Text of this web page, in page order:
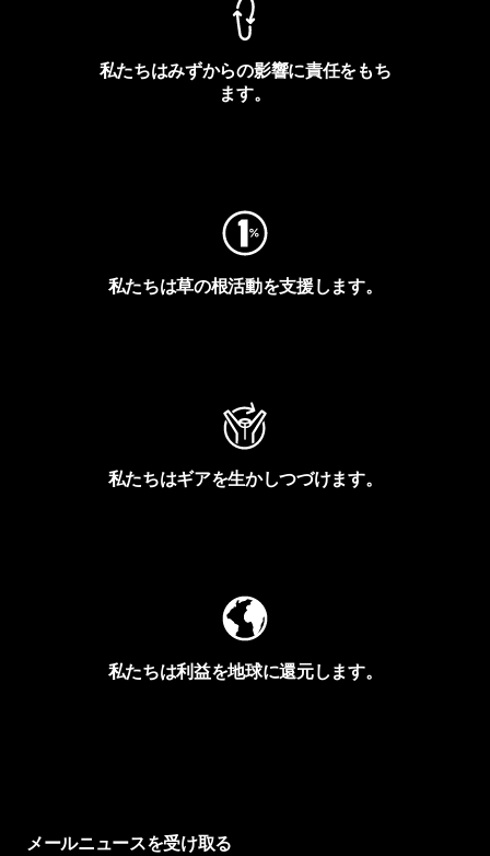
私たちはみずからの影響に責任をもち
ます。
私たちは草の根活動を支援します。
私たちはギアを生かしつづけます。
私たちは利益を地球に還元します。
メールニュースを受け取る